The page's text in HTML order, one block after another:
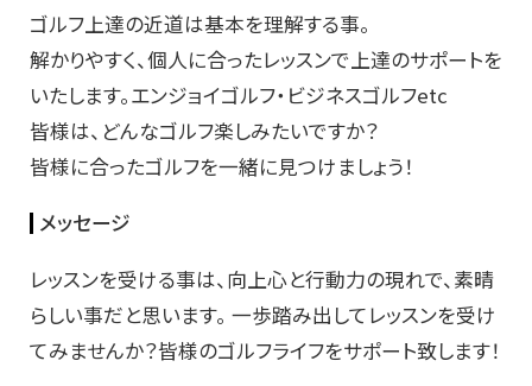
ゴルフ上達の近道は基本を理解する事。
解かりやすく、個人に合ったレッスンで上達のサポートを
いたします。エンジョイゴルフ・ビジネスゴルフetc
皆様は、どんなゴルフ楽しみたいですか？
皆様に合ったゴルフを一緒に見つけましょう！
メッセージ
レッスンを受ける事は、向上心と行動力の現れで、素晴
らしい事だと思います。 一歩踏み出してレッスンを受け
てみませんか？皆様のゴルフライフをサポート致します！